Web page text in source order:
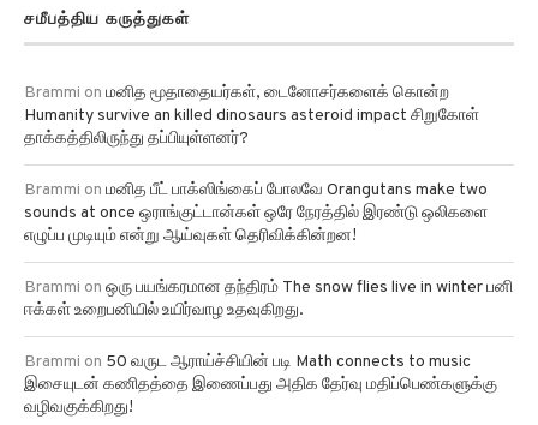
சமீபத்திய கருத்துகள்
Brammi on மனித மூதாதையர்கள், டைனோசர்களைக் கொன்ற
Humanity survive an killed dinosaurs asteroid impact சிறுகோள்
தாக்கத்திலிருந்து தப்பியுள்ளனர்?
Brammi on மனித பீட் பாக்ஸிங்கைப் போலவே Orangutans make two
sounds at once ஒராங்குட்டான்கள் ஒரே நேரத்தில் இரண்டு ஒலிகளை
எழுப்ப முடியும் என்று ஆய்வுகள் தெரிவிக்கின்றன!
Brammi on ஒரு பயங்கரமான தந்திரம் The snow flies live in winter பனி
ஈக்கள் உறைபனியில் உயிர்வாழ உதவுகிறது.
Brammi on 50 வருட ஆராய்ச்சியின் படி Math connects to music
இசையுடன் கணிதத்தை இணைப்பது அதிக தேர்வு மதிப்பெண்களுக்கு
வழிவகுக்கிறது!